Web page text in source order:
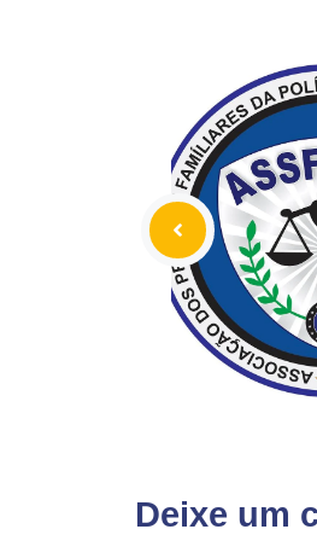
Deixe um